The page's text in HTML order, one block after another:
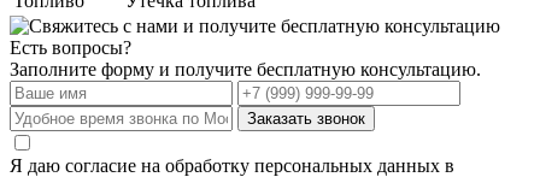
Есть вопросы?
Заполните форму и получите бесплатную консультацию.
Заказать звонок
Я даю согласие на обработку персональных данных в